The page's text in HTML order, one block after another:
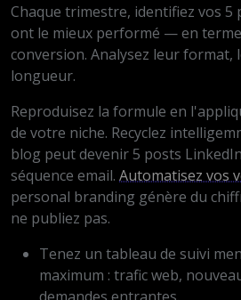
Chaque trimestre, identifiez vos 5
ont le mieux performé — en
conversion. Analysez leur format,
longueur.
Reproduisez la formule en
de votre niche. Recyclez
blog peut devenir 5 posts
séquence email. Automatisez vos
personal branding génère du
ne publiez pas.
Tenez un tableau de suivi
maximum : trafic web,